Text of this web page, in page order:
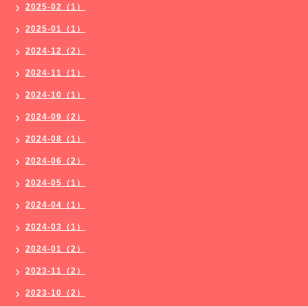
2025-02（1）
2025-01（1）
2024-12（2）
2024-11（1）
2024-10（1）
2024-09（2）
2024-08（1）
2024-06（2）
2024-05（1）
2024-04（1）
2024-03（1）
2024-01（2）
2023-11（2）
2023-10（2）